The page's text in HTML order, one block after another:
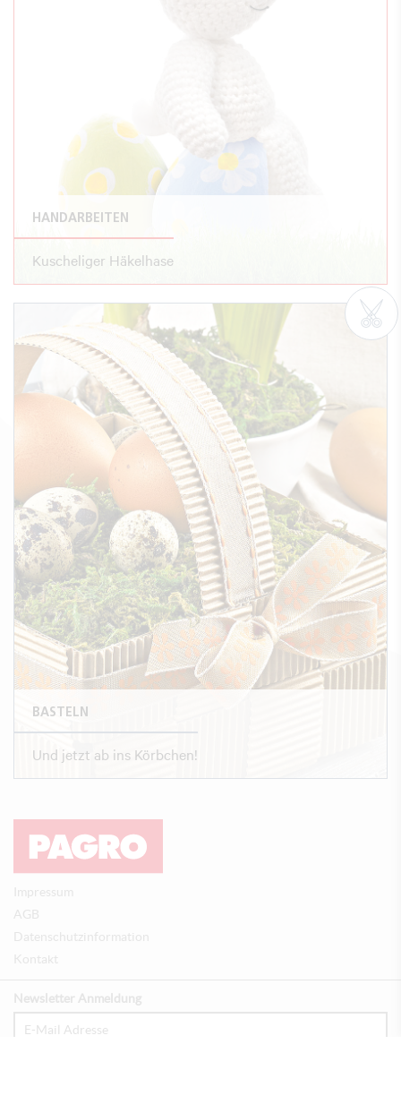
HANDARBEITEN
Kuscheliger Häkelhase
BASTELN
Und jetzt ab ins Körbchen!
Impressum
AGB
Datenschutzinformation
Kontakt
Newsletter Anmeldung